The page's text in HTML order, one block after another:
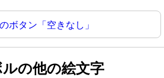
ボタン「空きなし」
の他の絵文字